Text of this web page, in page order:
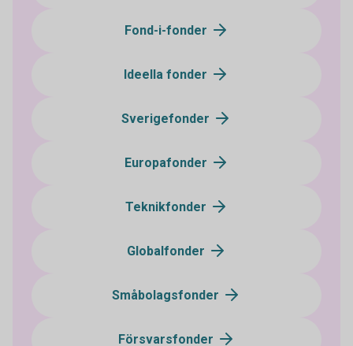
Fond-i-fonder
Ideella fonder
Sverigefonder
Europafonder
Teknikfonder
Globalfonder
Småbolagsfonder
Försvarsfonder